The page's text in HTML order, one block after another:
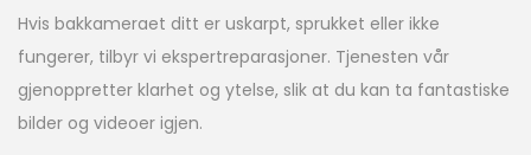
Hvis bakkameraet ditt er uskarpt, sprukket eller ikke
fungerer, tilbyr vi ekspertreparasjoner. Tjenesten vår
gjenoppretter klarhet og ytelse, slik at du kan ta fantastiske
bilder og videoer igjen.